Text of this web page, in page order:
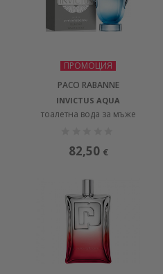
ПРОМОЦИЯ
PACO RABANNE
INVICTUS AQUA
тоалетна вода за мъже
82,50 €